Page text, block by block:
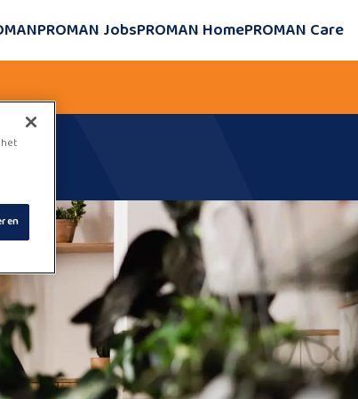
PROMAN JobsPROMAN HomePROMAN Care
het